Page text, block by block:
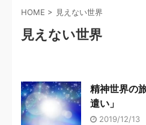
HOME > 見えない世界
見えない世界
精神世界の
遣い」
2019/12/13